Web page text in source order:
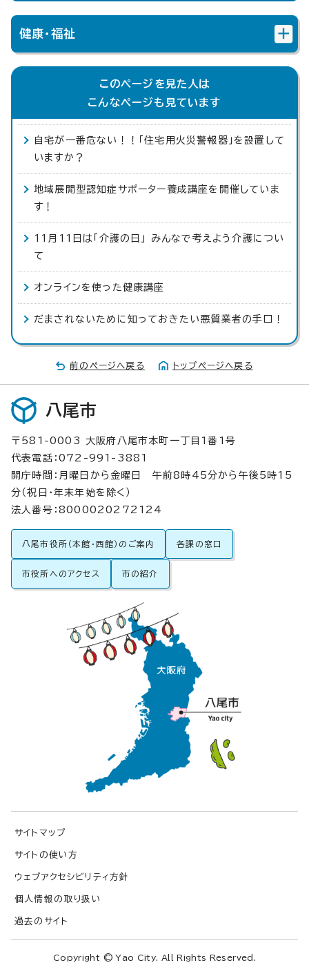
健康・福祉
このページを見た人は
こんなページも見ています
自宅が一番危ない！！「住宅用火災警報器」を設置して
いますか？
地域展開型認知症サポーター養成講座を開催していま
す！
11月11日は「介護の日」 みんなで考えよう介護につい
て
オンラインを使った健康講座
だまされないために知っておきたい悪質業者の手口！
前のページへ戻る トップページへ戻る
八尾市
〒581-0003 大阪府八尾市本町一丁目1番1号
代表電話：072-991-3881
開庁時間：月曜日から金曜日 午前8時45分から午後5時15
分（祝日・年末年始を除く）
法人番号：8000020272124
八尾市役所（本館・西館）のご案内 各課の窓口
市役所へのアクセス 市の紹介
サイトマップ
サイトの使い方
ウェブアクセシビリティ方針
個人情報の取り扱い
過去のサイト
Copyright © Yao City. All Rights Reserved.